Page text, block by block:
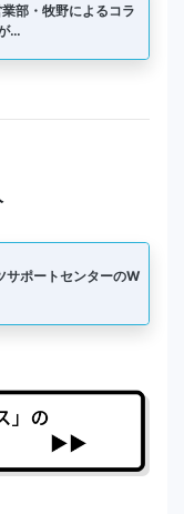
部・牧野によるコラ
…
サポートセンターのW